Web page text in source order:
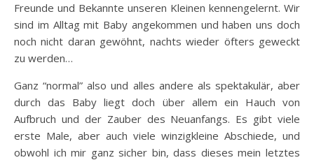
Freunde und Bekannte unseren Kleinen kennengelernt. Wir
sind im Alltag mit Baby angekommen und haben uns doch
noch nicht daran gewöhnt, nachts wieder öfters geweckt
zu werden…
Ganz “normal” also und alles andere als spektakulär, aber
durch das Baby liegt doch über allem ein Hauch von
Aufbruch und der Zauber des Neuanfangs. Es gibt viele
erste Male, aber auch viele winzigkleine Abschiede, und
obwohl ich mir ganz sicher bin, dass dieses mein letztes